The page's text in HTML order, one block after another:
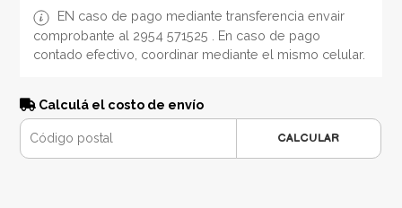
EN caso de pago mediante transferencia envair
comprobante al 2954 571525 . En caso de pago
contado efectivo, coordinar mediante el mismo celular.
Calculá el costo de envío
CALCULAR